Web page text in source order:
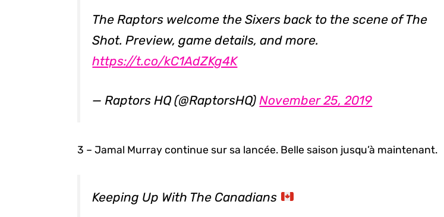
The Raptors welcome the Sixers back to the scene of The
Shot. Preview, game details, and more.
https://t.co/kC1AdZKg4K
— Raptors HQ (@RaptorsHQ)November 25, 2019
3 – Jamal Murray continue sur sa lancée. Belle saison jusqu’à maintenant.
Keeping Up With The Canadians